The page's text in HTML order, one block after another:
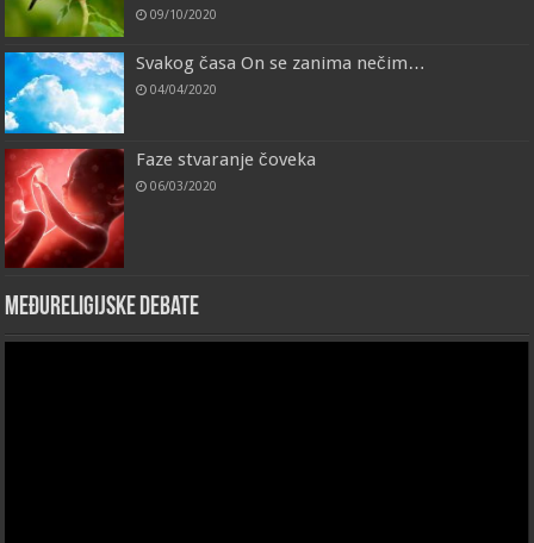
09/10/2020
Svakog časa On se zanima nečim…
04/04/2020
Faze stvaranje čoveka
06/03/2020
Međureligijske debate